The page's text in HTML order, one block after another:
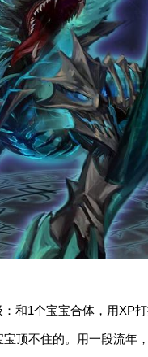
和1个宝宝合体，用XP
顶不住的。用一段流年